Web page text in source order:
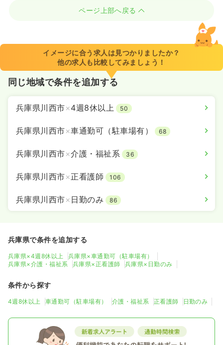
ページ上部へ戻る
イメージに合う求人は見つかりましたか？
他の求人も比較してみましょう！
同じ地域で条件を追加する
兵庫県川西市×4週8休以上 50
兵庫県川西市×車通勤可（駐車場有） 68
兵庫県川西市×介護・福祉系 36
兵庫県川西市×正看護師 106
兵庫県川西市× 日勤のみ 86
兵庫県で条件を追加する
兵庫県×4週8休以上
兵庫県×車通勤可（駐車場有）
兵庫県×介護・福祉系
兵庫県×正看護師 兵庫県×日勤のみ
条件から探す
4週8休以上 車通勤可（駐車場有） 介護・福祉系 正看護師 日勤のみ